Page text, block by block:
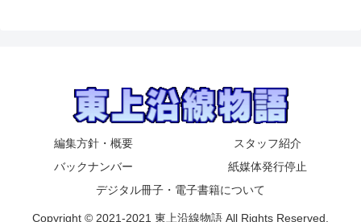
編集方針・概要
スタッフ紹介
バックナンバー
紙媒体発行停止
デジタル冊子・電子書籍について
Copyright © 2021-2021 東上沿線物語 All Rights Reserved.